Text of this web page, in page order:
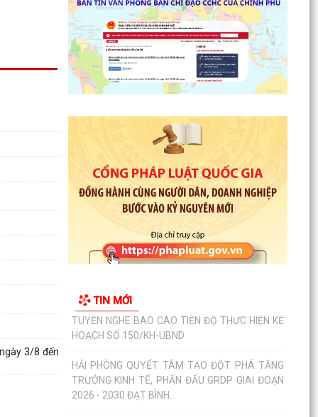
3/8 đến
TIN MỚI
trạng...
PHƯỜNG HẢI DƯƠNG THAM DỰ HỘI NGHỊ TRỰC
TUYẾN NGHE BÁO CÁO TIẾN ĐỘ THỰC HIỆN KẾ
HOẠCH SỐ 150/KH-UBND
HẢI PHÒNG QUYẾT TÂM TẠO ĐỘT PHÁ TĂNG
2026 - 2030 ĐẠT BÌNH...
HỘI LIÊN HIỆP PHỤ NỮ PHƯỜNG HẢI DƯƠNG TỔ
CHỨC TUYÊN TRUYỀN LUẬT AN TOÀN GIAO
THÔNG, PHÒNG, CHỐNG...
PHƯỜNG HẢI DƯƠNG THAM DỰ HỘI NGHỊ TOÀN
QUỐC NGHIÊN CỨU, HỌC TẬP, QUÁN TRIỆT VÀ
TRIỂN KHAI THỰC HIỆN...
ngày 02/8/2026)
PHƯỜNG HẢI DƯƠNG TỔ CHỨC LỄ VIẾNG NGHĨA
TRANG LIỆT SĨ NGỌC CHÂU NHÂN KỶ NIỆM 79
NĂM NGÀY THƯƠNG...
ẤM ÁP NGHĨA TÌNH TRI ÂN CỦA HỘI CỰU GIÁO
CHỨC PHƯỜNG HẢI DƯƠNG